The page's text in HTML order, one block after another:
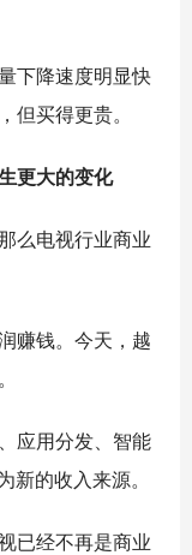
下降速度明显快
但买得更贵。
更大的变化
么电视行业商业
赚钱。今天，越
应用分发、智能
新的收入来源。
已经不再是商业